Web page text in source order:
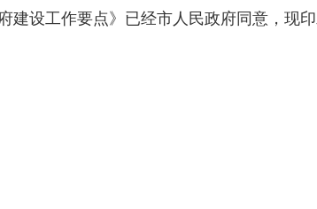
建设工作要点》已经市人民政府同意，现